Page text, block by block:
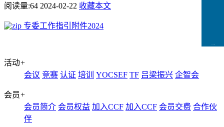
阅读量:64 2024-02-22 收藏本文
专委工作指引附件2024
活动+
会议 竞赛 认证 培训 YOCSEF TF 吕梁振兴 企智会
会员+
会员简介 会员权益 加入CCF 加入CCF 会员交费 合作伙
伴